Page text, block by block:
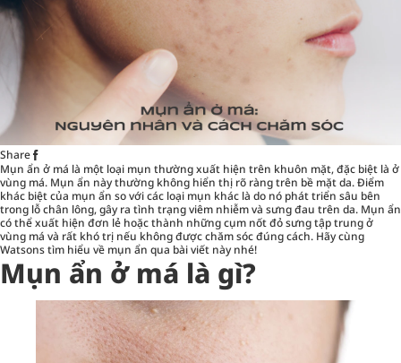
Share
Mụn ẩn ở má là một loại mụn thường xuất hiện trên khuôn mặt, đặc biệt là ở
vùng má. Mụn ẩn này thường không hiển thị rõ ràng trên bề mặt da. Điểm
khác biệt của mụn ẩn so với các loại mụn khác là do nó phát triển sâu bên
trong lỗ chân lông, gây ra tình trạng viêm nhiễm và sưng đau trên da. Mụn ẩn
có thể xuất hiện đơn lẻ hoặc thành những cụm nốt đỏ sưng tập trung ở
vùng má và rất khó trị nếu không được chăm sóc đúng cách. Hãy cùng
Watsonstìm hiểu về mụn ẩn qua bài viết này nhé!
Mụn ẩn ở má là gì?